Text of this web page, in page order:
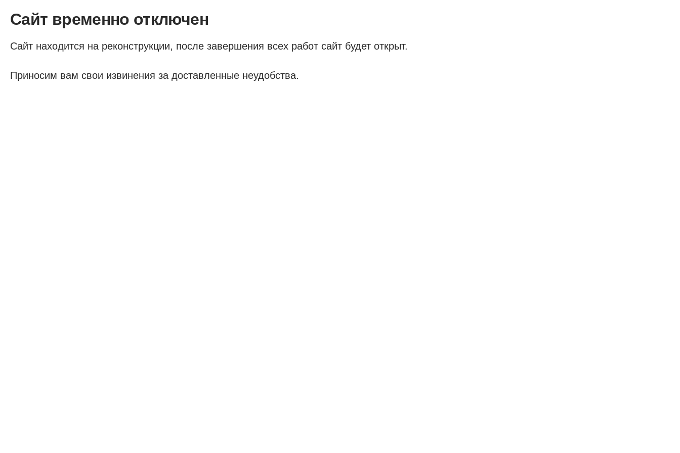
Сайт временно отключен
Сайт находится на реконструкции, после завершения всех работ сайт будет открыт.
Приносим вам свои извинения за доставленные неудобства.